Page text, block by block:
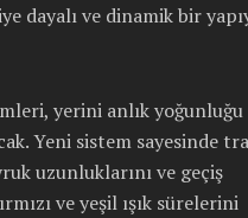
dayalı ve dinamik bir
yerini anlık yoğunluğu
Yeni sistem sayesinde
uzunluklarını ve geçiş
ve yeşil ışık sürelerini